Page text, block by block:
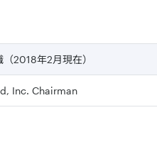
2018年2月現在）
Inc. Chairman